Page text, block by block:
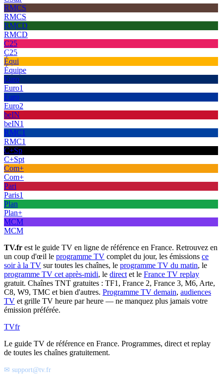
RMCS
RMCS
RMCD
RMCD
C25
C25
Équi
Équipe
Euro
Euro1
Euro
Euro2
beIN
beIN1
RMC1
RMC1
C+Sp
C+Spt
Com+
Com+
Pari
Paris1
Plan
Plan+
MCM
MCM
TV.fr est le guide TV en ligne de référence en France. Retrouvez en
un coup d'œil le programme TV complet du jour, les émissions ce
soir à la TV sur toutes les chaînes, le programme TV du matin, le
programme TV cet après-midi, le direct et le France TV replay
gratuit. Chaînes TNT gratuites : TF1, France 2, France 3, M6, Arte,
C8, W9, TMC et bien d'autres. Programme TV demain, audiences
TV et grille TV heure par heure — ne manquez plus jamais votre
émission préférée.
TVfr
Le guide TV de référence en France. Programmes, direct et replay
de toutes les chaînes gratuitement.
✉ support@tv.fr